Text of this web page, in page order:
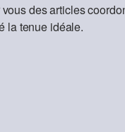
des articles
la tenue idéale.